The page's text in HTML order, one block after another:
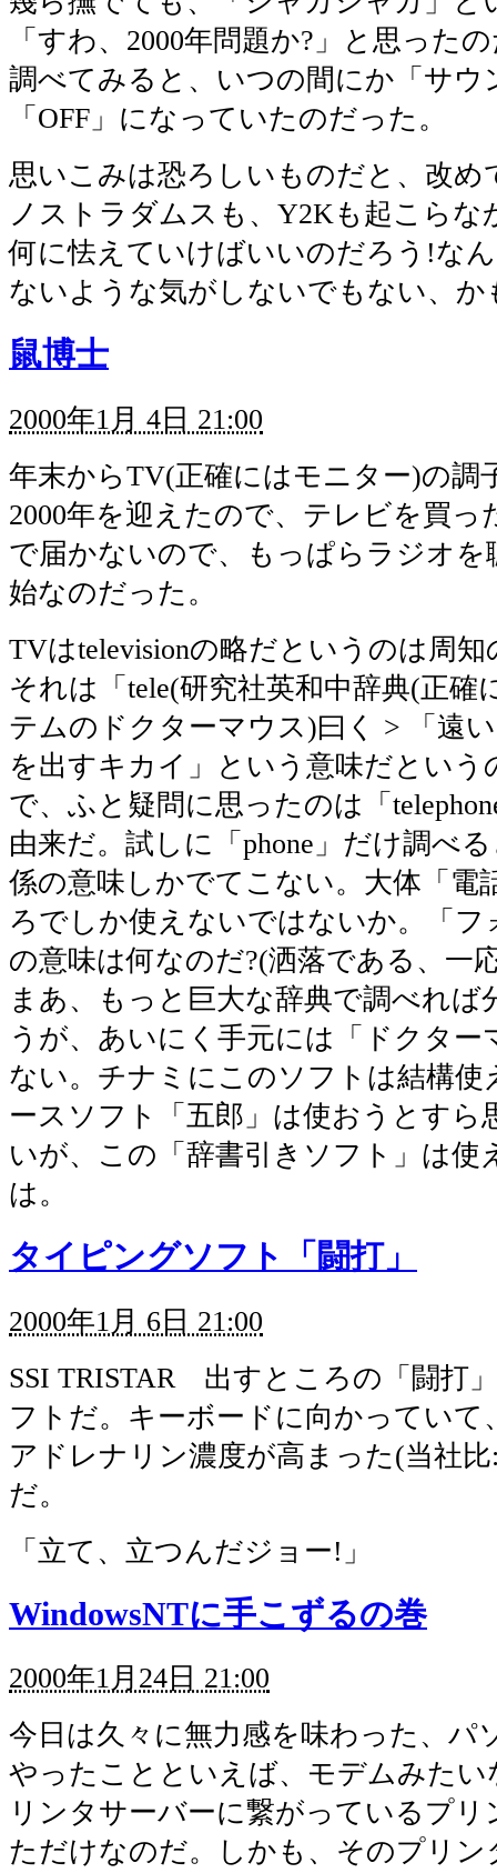
「すわ、2000年問題か?」と思った
調べてみると、いつの間にか「サウ
「OFF」になっていたのだった。
思いこみは恐ろしいものだと、改め
ノストラダムスも、Y2Kも起こらな
何に怯えていけばいいのだろう!な
ないような気がしないでもない、か
鼠博士
2000年1月 4日 21:00
年末からTV(正確にはモニター)の調
2000年を迎えたので、テレビを買っ
で届かないので、もっぱらラジオを
始なのだった。
TVはtelevisionの略だというのは周知
それは「tele(研究社英和中辞典(正確
テムのドクターマウス)曰く > 「遠
を出すキカイ」という意味だという
で、ふと疑問に思ったのは「
由来だ。試しに「phone」だけ調べ
係の意味しかでてこない。大体「電
ろでしか使えないではないか。「フ
の意味は何なのだ?(洒落である、一
まあ、もっと巨大な辞典で調べれば
うが、あいにく手元には「ドクター
ない。チナミにこのソフトは結構使
ースソフト「五郎」は使おうとすら
いが、この「辞書引きソフト」は使
は。
タイピングソフト「闘打」
2000年1月 6日 21:00
SSI TRISTAR 出すところの「闘打
フトだ。キーボードに向かっていて
アドレナリン濃度が高まった(当社
だ。
「立て、立つんだジョー!」
WindowsNTに手こずるの巻
2000年1月24日 21:00
今日は久々に無力感を味わった、パ
やったことといえば、モデムみたい
リンタサーバーに繋がっているプリ
ただけなのだ。しかも、そのプリン